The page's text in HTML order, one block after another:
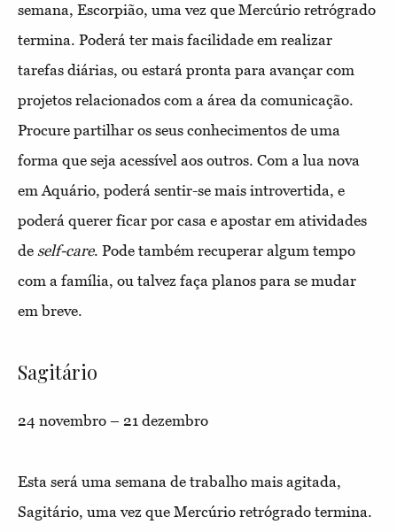
semana, Escorpião, uma vez que Mercúrio retrógrado
termina. Poderá ter mais facilidade em realizar
tarefas diárias, ou estará pronta para avançar com
projetos relacionados com a área da comunicação.
Procure partilhar os seus conhecimentos de uma
forma que seja acessível aos outros. Com a lua nova
em Aquário, poderá sentir-se mais introvertida, e
poderá querer ficar por casa e apostar em atividades
de self-care. Pode também recuperar algum tempo
com a família, ou talvez faça planos para se mudar
em breve.
Sagitário
24 novembro – 21 dezembro
Esta será uma semana de trabalho mais agitada,
Sagitário, uma vez que Mercúrio retrógrado termina.